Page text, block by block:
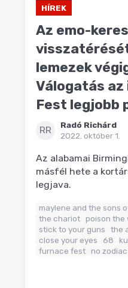
HÍREK
Az emo-
lemezek
Válogatás az
Fest legjobb
RR
Radó Richárd
2022. október 1.
Az alabamai
másfél hete a
legjava.
maylene and the sons
the chariot poison the
stick to your guns
the
close your eyes
68
furnace fest no zodiac